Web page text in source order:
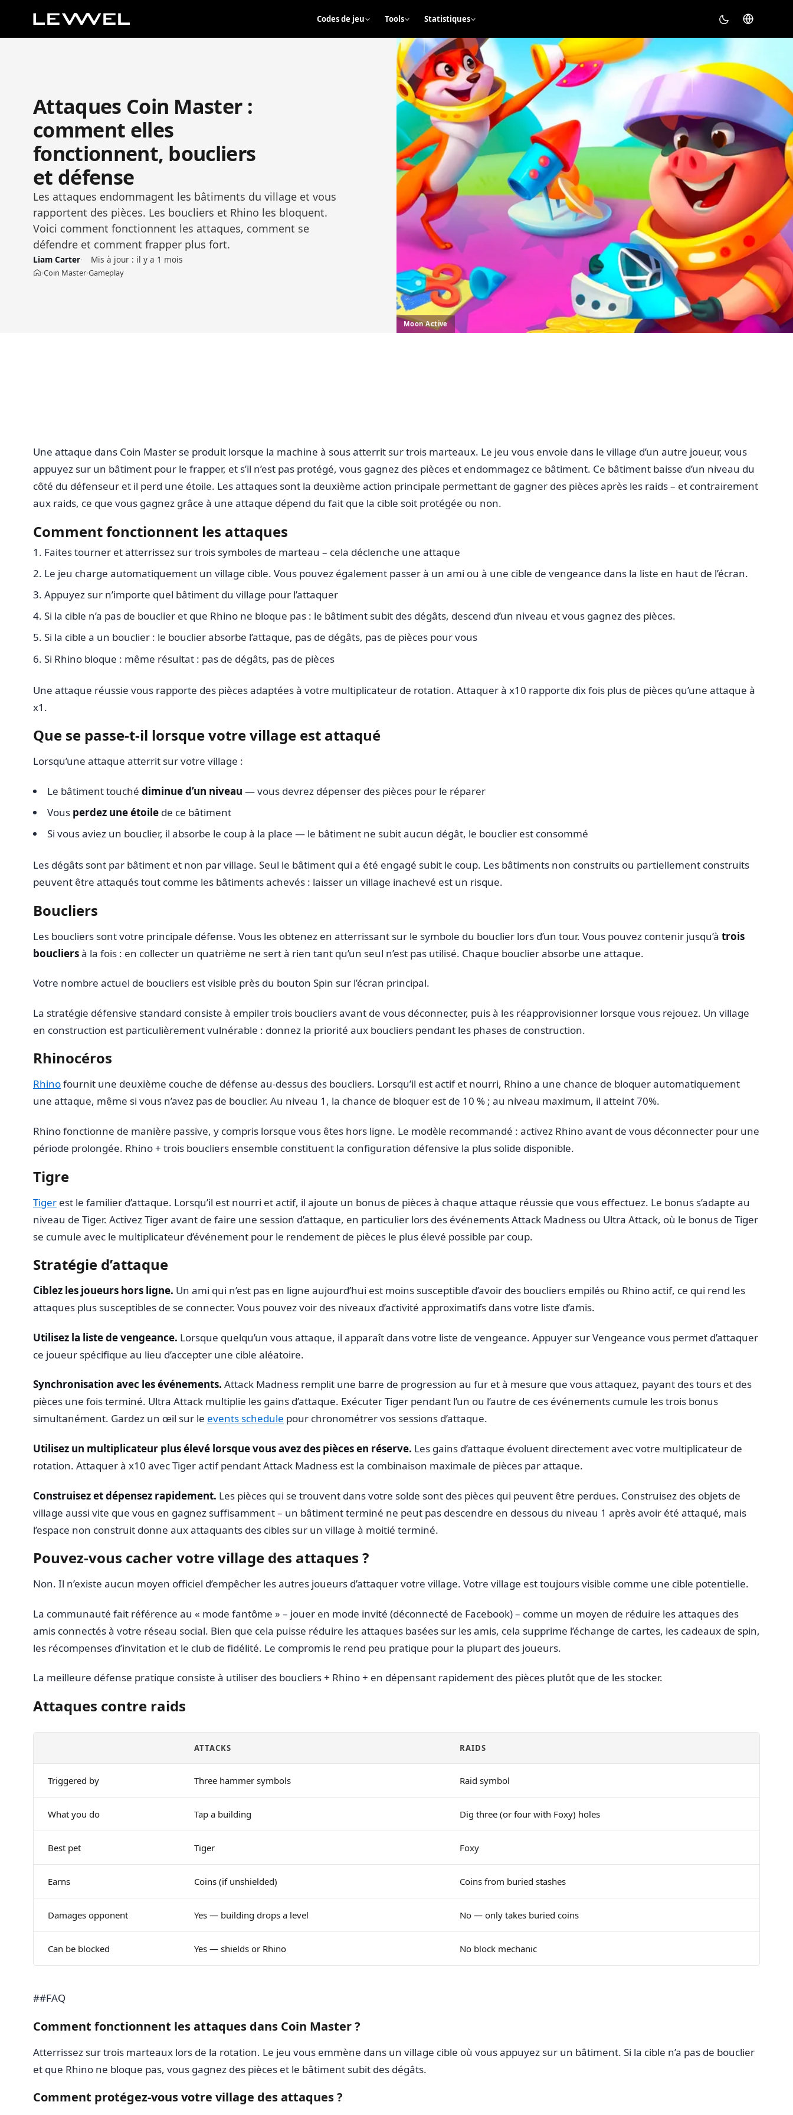
Codes de jeu Tools Statistiques
Attaques Coin Master :
comment elles
fonctionnent, boucliers
et défense
Les attaques endommagent les bâtiments du village et vous
rapportent des pièces. Les boucliers et Rhino les bloquent.
Voici comment fonctionnent les attaques, comment se
défendre et comment frapper plus fort.
Liam Carter Mis à jour : il y a 1 mois
Accueil
›Coin Master›Gameplay
Moon Active
Une attaque dans Coin Master se produit lorsque la machine à sous atterrit sur trois marteaux. Le jeu vous envoie dans le village d’un autre joueur, vous
appuyez sur un bâtiment pour le frapper, et s’il n’est pas protégé, vous gagnez des pièces et endommagez ce bâtiment. Ce bâtiment baisse d’un niveau du
côté du défenseur et il perd une étoile. Les attaques sont la deuxième action principale permettant de gagner des pièces après les raids – et contrairement
aux raids, ce que vous gagnez grâce à une attaque dépend du fait que la cible soit protégée ou non.
Comment fonctionnent les attaques
Faites tourner et atterrissez sur trois symboles de marteau – cela déclenche une attaque
Le jeu charge automatiquement un village cible. Vous pouvez également passer à un ami ou à une cible de vengeance dans la liste en haut de l’écran.
Appuyez sur n’importe quel bâtiment du village pour l’attaquer
Si la cible n’a pas de bouclier et que Rhino ne bloque pas : le bâtiment subit des dégâts, descend d’un niveau et vous gagnez des pièces.
Si la cible a un bouclier : le bouclier absorbe l’attaque, pas de dégâts, pas de pièces pour vous
Si Rhino bloque : même résultat : pas de dégâts, pas de pièces
Une attaque réussie vous rapporte des pièces adaptées à votre multiplicateur de rotation. Attaquer à x10 rapporte dix fois plus de pièces qu’une attaque à
x1.
Que se passe-t-il lorsque votre village est attaqué
Lorsqu’une attaque atterrit sur votre village :
Le bâtiment touché diminue d’un niveau — vous devrez dépenser des pièces pour le réparer
Vous perdez une étoile de ce bâtiment
Si vous aviez un bouclier, il absorbe le coup à la place — le bâtiment ne subit aucun dégât, le bouclier est consommé
Les dégâts sont par bâtiment et non par village. Seul le bâtiment qui a été engagé subit le coup. Les bâtiments non construits ou partiellement construits
peuvent être attaqués tout comme les bâtiments achevés : laisser un village inachevé est un risque.
Boucliers
Les boucliers sont votre principale défense. Vous les obtenez en atterrissant sur le symbole du bouclier lors d’un tour. Vous pouvez contenir jusqu’à trois
boucliersà la fois : en collecter un quatrième ne sert à rien tant qu’un seul n’est pas utilisé. Chaque bouclier absorbe une attaque.
Votre nombre actuel de boucliers est visible près du bouton Spin sur l’écran principal.
La stratégie défensive standard consiste à empiler trois boucliers avant de vous déconnecter, puis à les réapprovisionner lorsque vous rejouez. Un village
en construction est particulièrement vulnérable : donnez la priorité aux boucliers pendant les phases de construction.
Rhinocéros
Rhinofournit une deuxième couche de défense au-dessus des boucliers. Lorsqu’il est actif et nourri, Rhino a une chance de bloquer automatiquement
une attaque, même si vous n’avez pas de bouclier. Au niveau 1, la chance de bloquer est de 10 % ; au niveau maximum, il atteint 70%.
Rhino fonctionne de manière passive, y compris lorsque vous êtes hors ligne. Le modèle recommandé : activez Rhino avant de vous déconnecter pour une
période prolongée. Rhino + trois boucliers ensemble constituent la configuration défensive la plus solide disponible.
Tigre
Tiger est le familier d’attaque. Lorsqu’il est nourri et actif, il ajoute un bonus de pièces à chaque attaque réussie que vous effectuez. Le bonus s’adapte au
niveau de Tiger. Activez Tiger avant de faire une session d’attaque, en particulier lors des événements Attack Madness ou Ultra Attack, où le bonus de Tiger
se cumule avec le multiplicateur d’événement pour le rendement de pièces le plus élevé possible par coup.
Stratégie d’attaque
Ciblez les joueurs hors ligne. Un ami qui n’est pas en ligne aujourd’hui est moins susceptible d’avoir des boucliers empilés ou Rhino actif, ce qui rend les
attaques plus susceptibles de se connecter. Vous pouvez voir des niveaux d’activité approximatifs dans votre liste d’amis.
Utilisez la liste de vengeance. Lorsque quelqu’un vous attaque, il apparaît dans votre liste de vengeance. Appuyer sur Vengeance vous permet d’attaquer
ce joueur spécifique au lieu d’accepter une cible aléatoire.
Synchronisation avec les événements. Attack Madness remplit une barre de progression au fur et à mesure que vous attaquez, payant des tours et des
pièces une fois terminé. Ultra Attack multiplie les gains d’attaque. Exécuter Tiger pendant l’un ou l’autre de ces événements cumule les trois bonus
simultanément. Gardez un œil sur le events schedule pour chronométrer vos sessions d’attaque.
Utilisez un multiplicateur plus élevé lorsque vous avez des pièces en réserve. Les gains d’attaque évoluent directement avec votre multiplicateur de
rotation. Attaquer à x10 avec Tiger actif pendant Attack Madness est la combinaison maximale de pièces par attaque.
Construisez et dépensez rapidement. Les pièces qui se trouvent dans votre solde sont des pièces qui peuvent être perdues. Construisez des objets de
village aussi vite que vous en gagnez suffisamment – ​​un bâtiment terminé ne peut pas descendre en dessous du niveau 1 après avoir été attaqué, mais
l’espace non construit donne aux attaquants des cibles sur un village à moitié terminé.
Pouvez-vous cacher votre village des attaques ?
Non. Il n’existe aucun moyen officiel d’empêcher les autres joueurs d’attaquer votre village. Votre village est toujours visible comme une cible potentielle.
La communauté fait référence au « mode fantôme » – jouer en mode invité (déconnecté de Facebook) – comme un moyen de réduire les attaques des
amis connectés à votre réseau social. Bien que cela puisse réduire les attaques basées sur les amis, cela supprime l’échange de cartes, les cadeaux de spin,
les récompenses d’invitation et le club de fidélité. Le compromis le rend peu pratique pour la plupart des joueurs.
La meilleure défense pratique consiste à utiliser des boucliers + Rhino + en dépensant rapidement des pièces plutôt que de les stocker.
Attaques contre raids
ATTACKS RAIDS
Triggered by Three hammer symbols Raid symbol
What you do Tap a building Dig three (or four with Foxy) holes
Best pet Tiger Foxy
Earns Coins (if unshielded) Coins from buried stashes
Damages opponent Yes — building drops a level No — only takes buried coins
Can be blocked Yes — shields or Rhino No block mechanic
##FAQ
Comment fonctionnent les attaques dans Coin Master ?
Atterrissez sur trois marteaux lors de la rotation. Le jeu vous emmène dans un village cible où vous appuyez sur un bâtiment. Si la cible n’a pas de bouclier
et que Rhino ne bloque pas, vous gagnez des pièces et le bâtiment subit des dégâts.
Comment protégez-vous votre village des attaques ?